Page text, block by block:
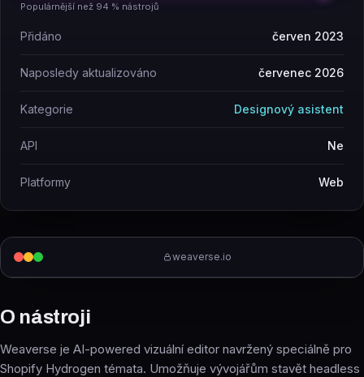
weaverse.io
O nástroji
Weaverse je AI-powered vizuální editor navržený speciálně pro
Shopify Hydrogen témata. Umožňuje vývojářům stavět headless
Populárnější než 94 % nástrojů
Přidáno červen 2023
Naposledy aktualizováno červenec 2026
Kategorie Designový asistent
API Ne
Platformy Web